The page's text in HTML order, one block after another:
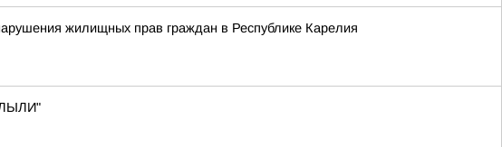
жилищных прав граждан в Республике Карелия